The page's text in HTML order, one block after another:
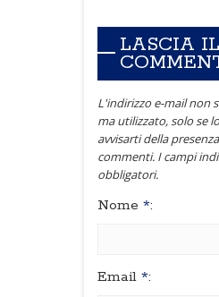
LASCIA
L'indirizzo e-mail non
ma utilizzato, solo se
avvisarti della
commenti. I campi
obbligatori.
Nome *:
Email *: